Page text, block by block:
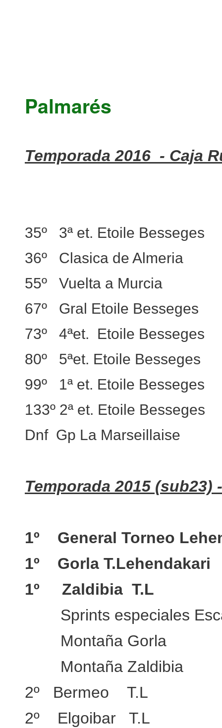
Palmarés
Temporada 2016 - Caja
35º 3ª et. Etoile Besseges
36º Clasica de Almeria
55º Vuelta a Murcia
67º Gral Etoile Besseges
73º 4ªet. Etoile Besseges
80º 5ªet. Etoile Besseges
99º 1ª et. Etoile Besseges
133º 2ª et. Etoile Besseges
Dnf Gp La Marseillaise
Temporada 2015 (sub23)
1º General Torneo
1º Gorla T.Lehendakari
1º Zaldibia T.L
Sprints especiales
Montaña Gorla
Montaña Zaldibia
2º Bermeo T.L
2º Elgoibar T.L